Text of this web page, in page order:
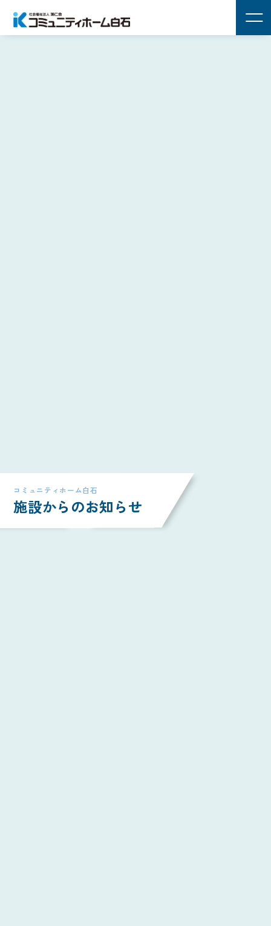
コミュニティホーム白石
施設からのお知らせ